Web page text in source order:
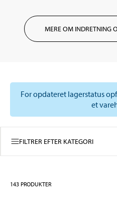
MERE OM INDRETNING
For opdateret lagerstatus
et
FILTRER EFTER KATEGORI
143 PRODUKTER